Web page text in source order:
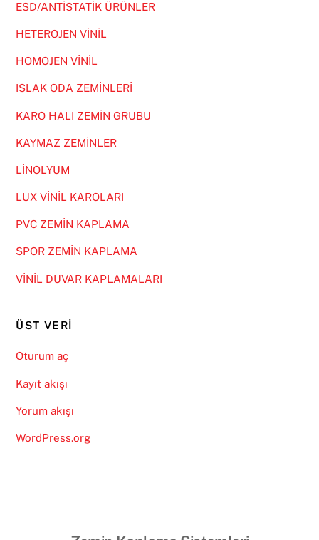
ESD/ANTİSTATİK ÜRÜNLER
HETEROJEN VİNİL
HOMOJEN VİNİL
ISLAK ODA ZEMİNLERİ
KARO HALI ZEMİN GRUBU
KAYMAZ ZEMİNLER
LİNOLYUM
LUX VİNİL KAROLARI
PVC ZEMİN KAPLAMA
SPOR ZEMİN KAPLAMA
VİNİL DUVAR KAPLAMALARI
ÜST VERI
Oturum aç
Kayıt akışı
Yorum akışı
WordPress.org